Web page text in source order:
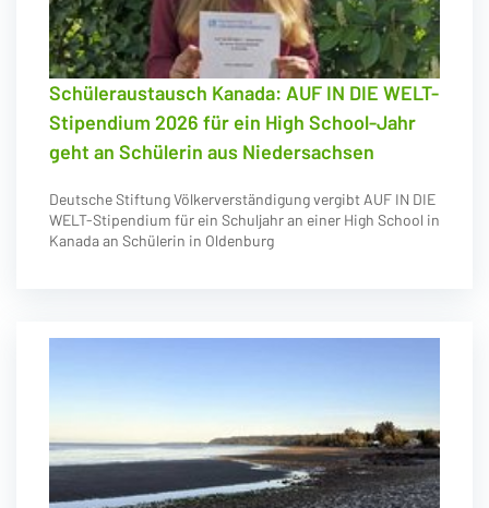
Schüleraustausch Kanada: AUF IN DIE WELT-
Stipendium 2026 für ein High School-Jahr
geht an Schülerin aus Niedersachsen
Deutsche Stiftung Völkerverständigung vergibt AUF IN DIE
WELT-Stipendium für ein Schuljahr an einer High School in
Kanada an Schülerin in Oldenburg